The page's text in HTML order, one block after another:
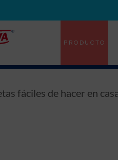
PRODUCTO